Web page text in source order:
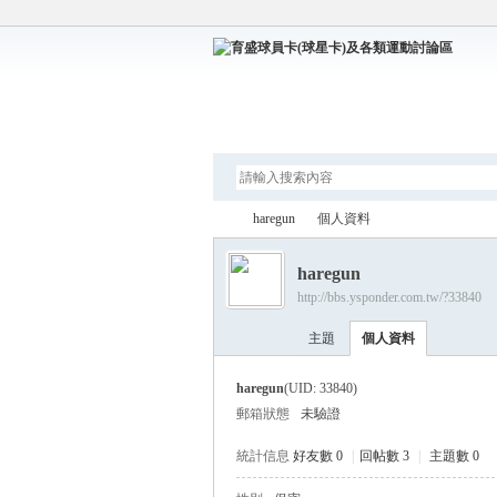
›
haregun 個人資料
haregun
http://bbs.ysponder.com.tw/?33840
主題 個人資料
haregun(UID: 33840)
郵箱狀態
未驗證
統計信息 好友數 0 回帖數 3 主題數 0